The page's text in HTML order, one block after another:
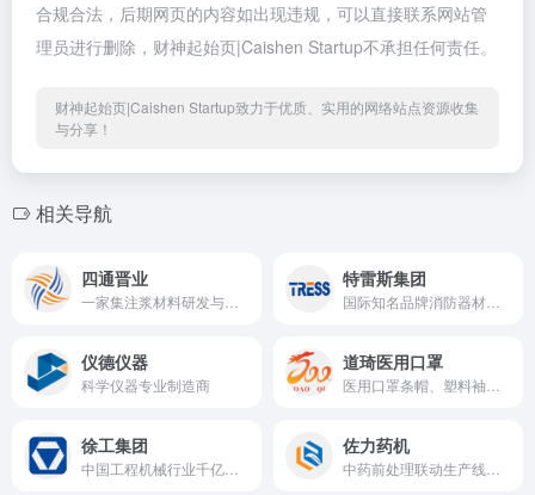
合规合法，后期网页的内容如出现违规，可以直接联系网站管
理员进行删除，财神起始页|Caishen Startup不承担任何责任。
财神起始页|Caishen Startup致力于优质、实用的网络站点资源收集
与分享！
相关导航
四通晋业 特雷斯集团
仪德仪器
科学仪器专业制造商
道琦医用口罩
徐工集团 佐力药机